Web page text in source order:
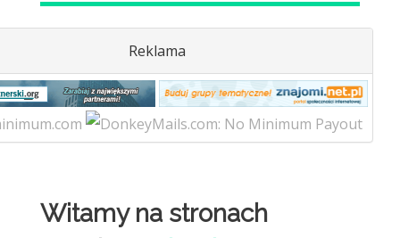
Reklama
Witamy na stronach